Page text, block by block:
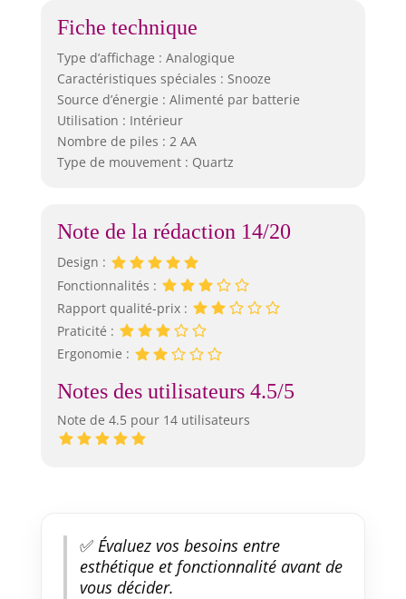
Fiche technique
Type d’affichage : Analogique
Caractéristiques spéciales : Snooze
Source d’énergie : Alimenté par batterie
Utilisation : Intérieur
Nombre de piles : 2 AA
Type de mouvement : Quartz
Note de la rédaction 14/20
Design :
Fonctionnalités :
Rapport qualité-prix :
Praticité :
Ergonomie :
Notes des utilisateurs 4.5/5
Note de 4.5 pour 14 utilisateurs
✅Évaluez vos besoins entre
esthétique et fonctionnalité avant de
vous décider.